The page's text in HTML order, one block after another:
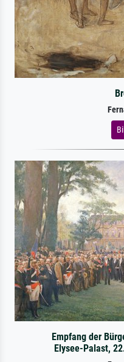
Empfang der
Elysee-Palast,